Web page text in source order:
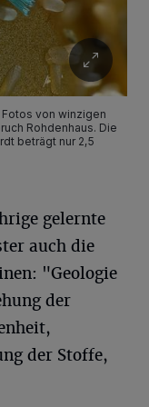
von winzigen
Rohdenhaus. Die
beträgt nur 2,5
gelernte
auch die
"Geologie
der
der Stoffe,